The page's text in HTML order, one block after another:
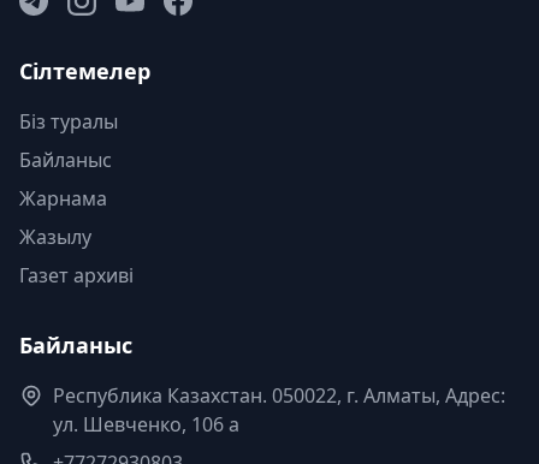
Сілтемелер
Біз туралы
Байланыс
Жарнама
Жазылу
Газет архиві
Байланыс
Республика Казахстан. 050022, г. Алматы, Адрес:
ул. Шевченко, 106 а